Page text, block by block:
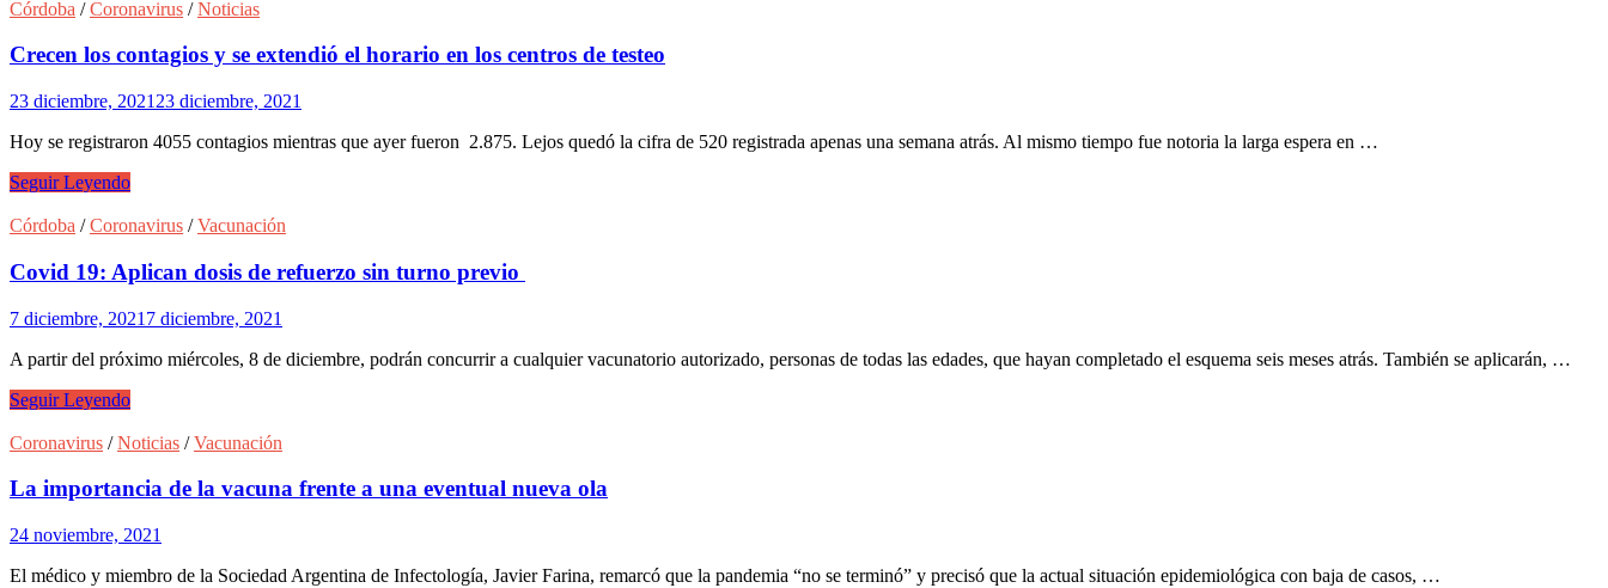
la
del
de
salud
ante
expansión
Ómicron
Córdoba /Coronavirus /Noticias
Crecen los contagios y se extendió el horario en los centros de testeo
23 diciembre, 2021 23 diciembre, 2021
Hoy se registraron 4055 contagios mientras que ayer fueron 2.875. Lejos quedó la cifra de 520 registrada apenas una semana atrás. Al mismo tiempo fue notoria la larga espera en …
Crecen
contagios
se
extendió
el
horario
en
los
centros
testeo
Seguir Leyendo
Córdoba /Coronavirus /Vacunación
Covid 19: Aplican dosis de refuerzo sin turno previo
7 diciembre, 2021 7 diciembre, 2021
A partir del próximo miércoles, 8 de diciembre, podrán concurrir a cualquier vacunatorio autorizado, personas de todas las edades, que hayan completado el esquema seis meses atrás. También se aplicarán, …
Covid
Aplican
de
refuerzo
sin
turno
previo
Seguir Leyendo
Coronavirus /Noticias /Vacunación
La importancia de la vacuna frente a una eventual nueva ola
24 noviembre, 2021
El médico y miembro de la Sociedad Argentina de Infectología, Javier Farina, remarcó que la pandemia “no se terminó” y precisó que la actual situación epidemiológica con baja de casos, …